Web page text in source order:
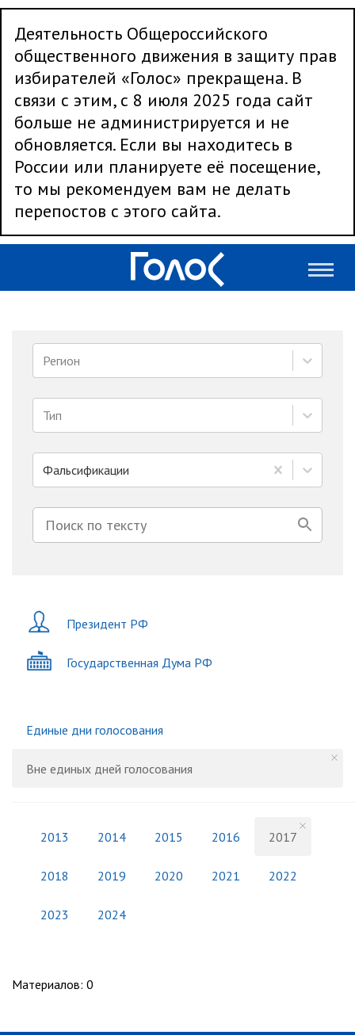
Деятельность Общероссийского
общественного движения в защиту прав
избирателей «Голос» прекращена. В
связи с этим, с 8 июля 2025 года сайт
больше не администрируется и не
обновляется. Если вы находитесь в
России или планируете её посещение,
то мы рекомендуем вам не делать
перепостов с этого сайта.
Регион
Тип
Фальсификации
Президент РФ
Государственная Дума РФ
Единые дни голосования
Вне единых дней голосования
2013 2014 2015 2016 2017
2018 2019 2020 2021 2022
2023 2024
Материалов: 0